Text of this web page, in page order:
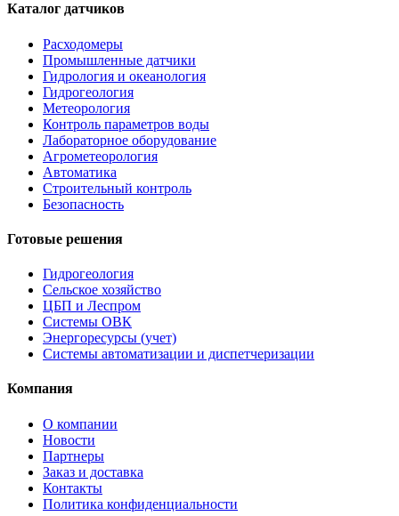
Каталог датчиков
Расходомеры
Промышленные датчики
Гидрология и океанология
Гидрогеология
Метеорология
Контроль параметров воды
Лабораторное оборудование
Агрометеорология
Автоматика
Строительный контроль
Безопасность
Готовые решения
Гидрогеология
Сельское хозяйство
ЦБП и Леспром
Системы ОВК
Энергоресурсы (учет)
Системы автоматизации и диспетчеризации
Компания
О компании
Новости
Партнеры
Заказ и доставка
Контакты
Политика конфиденциальности